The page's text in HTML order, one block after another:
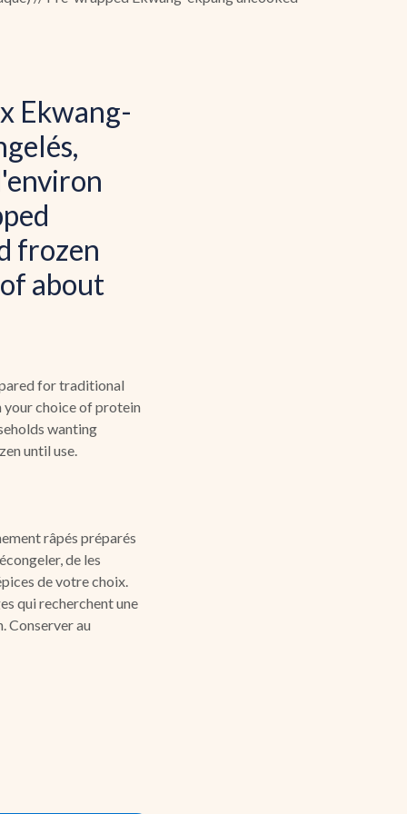
Ekwang-
frozen
about
for traditional
your choice of protein
wanting
until use.
râpés préparés
de les
de votre choix.
qui recherchent une
Conserver au